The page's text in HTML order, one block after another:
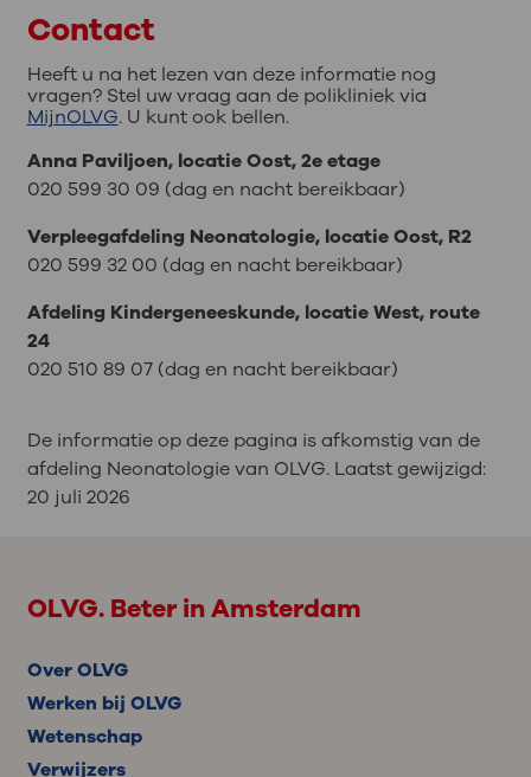
Contact
Heeft u na het lezen van deze informatie nog
vragen? Stel uw vraag aan de polikliniek via
MijnOLVG. U kunt ook bellen.
Anna Paviljoen, locatie Oost, 2e etage
020 599 30 09 (dag en nacht bereikbaar)
Verpleegafdeling Neonatologie, locatie Oost, R2
020 599 32 00 (dag en nacht bereikbaar)
Afdeling Kindergeneeskunde, locatie West, route
24
020 510 89 07 (dag en nacht bereikbaar)
De informatie op deze pagina is afkomstig van de
afdeling Neonatologie van OLVG. Laatst gewijzigd:
20 juli 2026
OLVG. Beter in Amsterdam
Over OLVG
Werken bij OLVG
Wetenschap
Verwijzers